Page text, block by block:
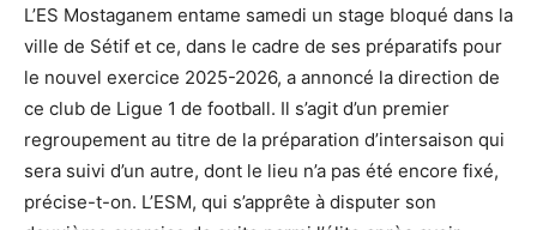
L’ES Mostaganem entame samedi un stage bloqué dans la
ville de Sétif et ce, dans le cadre de ses préparatifs pour
le nouvel exercice 2025-2026, a annoncé la direction de
ce club de Ligue 1 de football. Il s’agit d’un premier
regroupement au titre de la préparation d’intersaison qui
sera suivi d’un autre, dont le lieu n’a pas été encore fixé,
précise-t-on. L’ESM, qui s’apprête à disputer son